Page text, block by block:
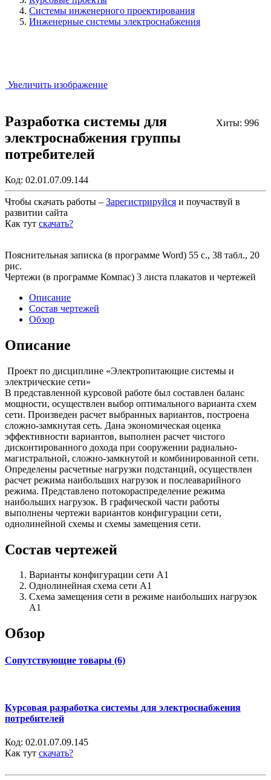
Системы инженерного проектирования
Инженерные системы электроснабжения
Увеличить изображение
Хиты: 996
Разработка системы для
электроснабжения группы
потребителей
Код: 02.01.07.09.144
Чтобы скачать работы – Зарегистрируйся и поучаствуй в
развитии сайта
Как тут скачать?
Пояснительная записка (в программе Word) 55 с., 38 табл., 20
рис.
Чертежи (в программе Компас) 3 листа плакатов и чертежей
Описание
Состав чертежей
Обзор
Описание
Проект по дисциплине «Электропитающие системы и
электрические сети»
В представленной курсовой работе был составлен баланс
мощности, осуществлен выбор оптимального варианта схем
сети. Произведен расчет выбранных вариантов, построена
сложно-замкнутая сеть. Дана экономическая оценка
эффективности вариантов, выполнен расчет чистого
дисконтированного дохода при сооружении радиально-
магистральной, сложно-замкнутой и комбинированной сети.
Определены расчетные нагрузки подстанций, осуществлен
расчет режима наибольших нагрузок и послеаварийного
режима. Представлено потокораспределение режима
наибольших нагрузок. В графической части работы
выполнены чертежи вариантов конфигурации сети,
однолинейной схемы и схемы замещения сети.
Состав чертежей
Варианты конфигурации сети А1
Однолинейная схема сети А1
Схема замещения сети в режиме наибольших нагрузок
А1
Обзор
Сопутствующие товары (6)
Курсовая разработка системы для электроснабжения
потребителей
Код: 02.01.07.09.145
Как тут скачать?